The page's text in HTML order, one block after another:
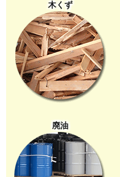
木くず
廃油